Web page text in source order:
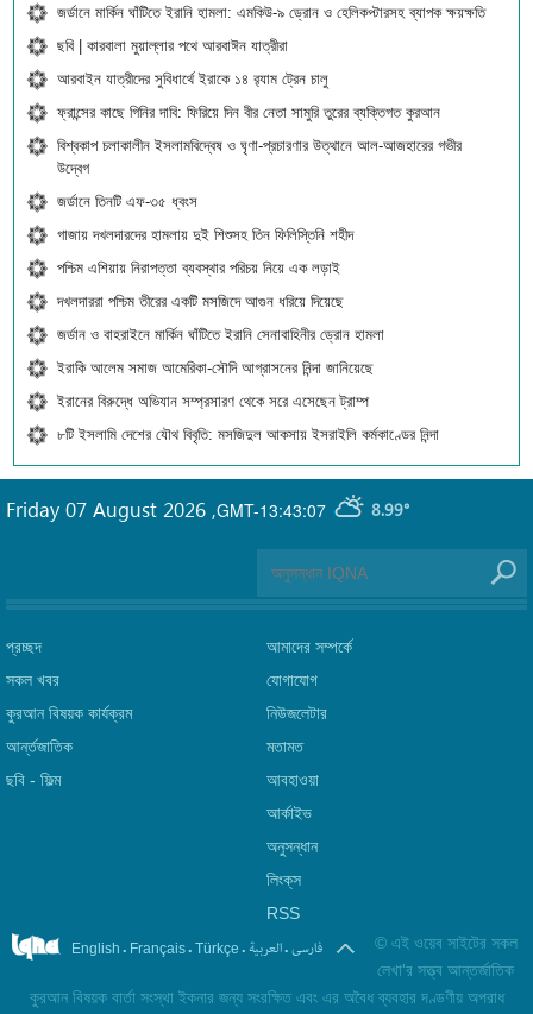
জর্ডানে মার্কিন ঘাঁটিতে ইরানি হামলা: এমকিউ-৯ ড্রোন ও হেলিকপ্টারসহ ব্যাপক ক্ষয়ক্ষতি
ছবি | কারবালা মুয়াল্লার পথে আরবাঈন যাত্রীরা
আরবাইন যাত্রীদের সুবিধার্থে ইরাকে ১৪ র‍্যাম ট্রেন চালু
ফ্রান্সের কাছে গিনির দাবি: ফিরিয়ে দিন বীর নেতা সামুরি তুরের ব্যক্তিগত কুরআন
বিশ্বকাপ চলাকালীন ইসলামবিদ্বেষ ও ঘৃণা-প্রচারণার উত্থানে আল-আজহারের গভীর
উদ্বেগ
জর্ডানে তিনটি এফ-৩৫ ধ্বংস
গাজায় দখলদারদের হামলায় দুই শিশুসহ তিন ফিলিস্তিনি শহীদ
পশ্চিম এশিয়ায় নিরাপত্তা ব্যবস্থার পরিচয় নিয়ে এক লড়াই
দখলদাররা পশ্চিম তীরের একটি মসজিদে আগুন ধরিয়ে দিয়েছে
জর্ডান ও বাহরাইনে মার্কিন ঘাঁটিতে ইরানি সেনাবাহিনীর ড্রোন হামলা
ইরাকি আলেম সমাজ আমেরিকা-সৌদি আগ্রাসনের নিন্দা জানিয়েছে
ইরানের বিরুদ্ধে অভিযান সম্প্রসারণ থেকে সরে এসেছেন ট্রাম্প
৮টি ইসলামি দেশের যৌথ বিবৃতি: মসজিদুল আকসায় ইসরাইলি কর্মকাণ্ডের নিন্দা
GMT-13:43:07 8.99°
Friday 07 August 2026 ,
প্রচ্ছদ
সকল খবর
কুরআন বিষয়ক কার্যক্রম
আর্ন্তজাতিক
ছবি‎ - ফিল্ম
আমাদের সম্পর্কে
যোগাযোগ
নিউজলেটার
মতামত
আবহাওয়া
আর্কাইভ
অনুসন্ধান
লিংক্‌স
RSS
English . Français. Türkçe . العربیة.فارسی © এই ওয়েব সাইটের সকল
লেখা'র সত্ত্ব আন্তর্জাতিক
কুরআন বিষয়ক বার্তা সংস্থা ইকনার জন্য সংরক্ষিত এবং এর অবৈধ ব্যবহার দণ্ডণীয় অপরাধ